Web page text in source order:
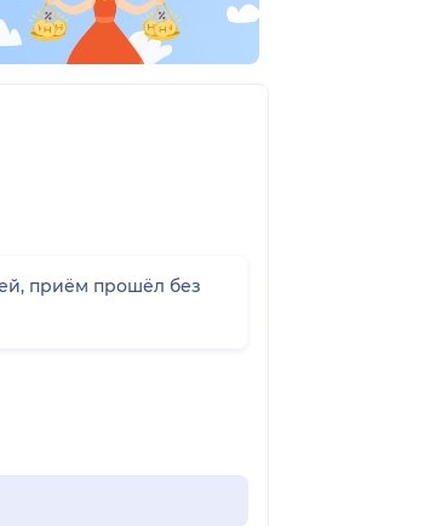
приём прошёл без